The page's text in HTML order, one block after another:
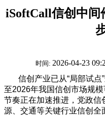
iSoftCall信创中间
时间: 2026-04-23
信创产业已从“局部试点”
至2026年我国信创市场规模
节奏正在加速推进，党政
源、交通等关键行业信创